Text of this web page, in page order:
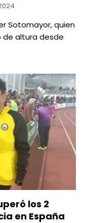
Sotomayor, quien
altura desde
los 2
en España